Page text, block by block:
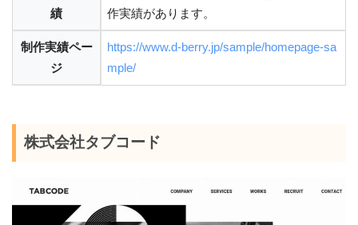
績
作実績があります。
制作実績ペー
ジ
https://www.d-berry.jp/sample/homepage-sa
mple/
株式会社タブコード